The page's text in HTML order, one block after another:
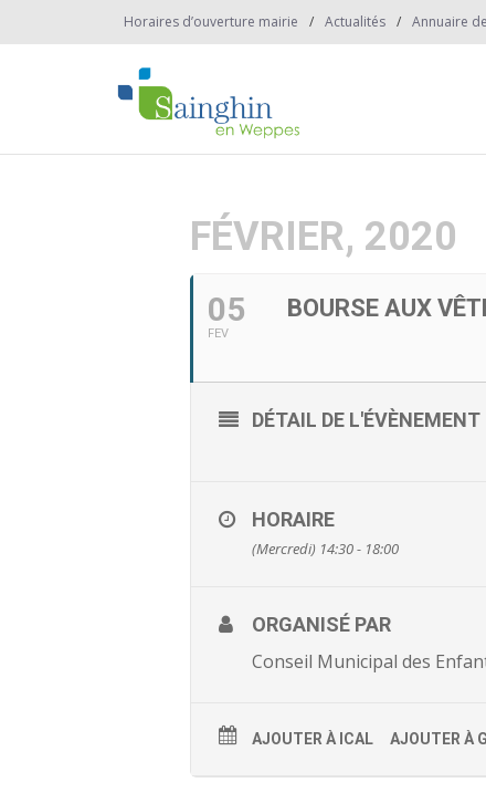
Horaires d’ouverture mairie Actualités Annuaire
FÉVRIER, 2020
05
FEV
BOURSE AUX
DÉTAIL DE L'ÉVÈNEMENT
HORAIRE
(Mercredi) 14:30 - 18:00
ORGANISÉ PAR
Conseil Municipal des
AJOUTER À ICAL AJOUTER À